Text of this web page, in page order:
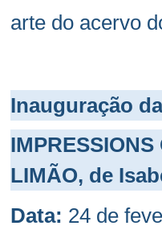
arte do acervo
Inauguração
LIMÃO, de
Data: 24 de